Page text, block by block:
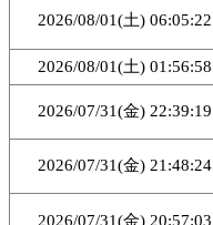
2026/08/01(土) 06:05:22
2026/08/01(土) 01:56:58
2026/07/31(金) 22:39:19
2026/07/31(金) 21:48:24
2026/07/31(金) 20:57:03